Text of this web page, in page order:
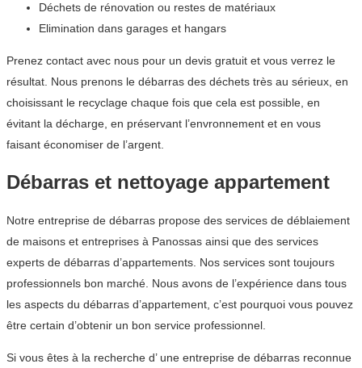
Déchets de rénovation ou restes de matériaux
Elimination dans garages et hangars
Prenez contact avec nous pour un devis gratuit et vous verrez le
résultat. Nous prenons le débarras des déchets très au sérieux, en
choisissant le recyclage chaque fois que cela est possible, en
évitant la décharge, en préservant l’envronnement et en vous
faisant économiser de l’argent.
Débarras et nettoyage appartement
Notre entreprise de débarras propose des services de déblaiement
de maisons et entreprises à Panossas ainsi que des services
experts de débarras d’appartements. Nos services sont toujours
professionnels bon marché. Nous avons de l’expérience dans tous
les aspects du débarras d’appartement, c’est pourquoi vous pouvez
être certain d’obtenir un bon service professionnel.
Si vous êtes à la recherche d’ une entreprise de débarras reconnue